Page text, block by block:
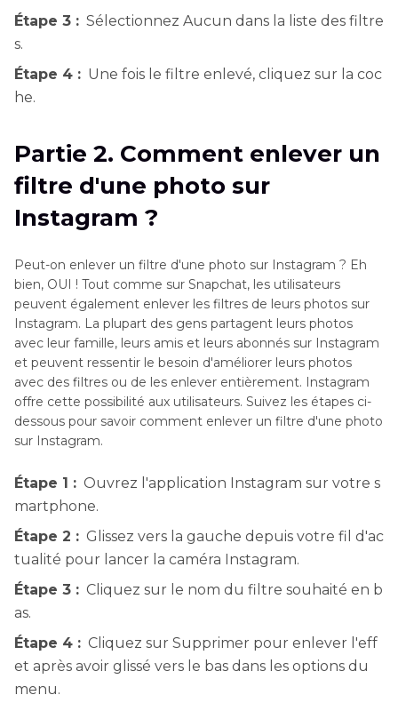
Conseil bonus : Comment retirer les
autocollants indésirables après avoir retiré le
Étape 3 : Sélectionnez Aucun dans la liste des filtre
s.
Étape 4 : Une fois le filtre enlevé, cliquez sur la coc
he.
Partie 2. Comment enlever un
filtre d'une photo sur
Instagram ?
Peut-on enlever un filtre d'une photo sur Instagram ? Eh
bien, OUI ! Tout comme sur Snapchat, les utilisateurs
peuvent également enlever les filtres de leurs photos sur
Instagram. La plupart des gens partagent leurs photos
avec leur famille, leurs amis et leurs abonnés sur Instagram
et peuvent ressentir le besoin d'améliorer leurs photos
avec des filtres ou de les enlever entièrement. Instagram
offre cette possibilité aux utilisateurs. Suivez les étapes ci-
dessous pour savoir comment enlever un filtre d'une photo
sur Instagram.
Étape 1 : Ouvrez l'application Instagram sur votre s
martphone.
Étape 2 : Glissez vers la gauche depuis votre fil d'ac
tualité pour lancer la caméra Instagram.
Étape 3 : Cliquez sur le nom du filtre souhaité en b
as.
Étape 4 : Cliquez sur Supprimer pour enlever l'eff
et après avoir glissé vers le bas dans les options du
menu.